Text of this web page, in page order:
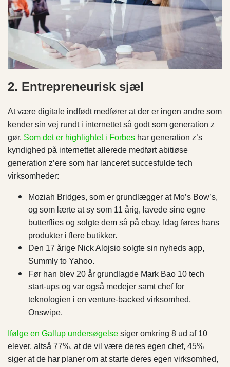
2. Entrepreneurisk sjæl
At være digitale indfødt medfører at der er ingen andre som
kender sin vej rundt i internettet så godt som generation z
gør. Som det er highlightet i Forbes har generation z’s
kyndighed på internettet allerede medført abitiøse
generation z’ere som har lanceret succesfulde tech
virksomheder:
Moziah Bridges, som er grundlægger at Mo’s Bow’s,
og som lærte at sy som 11 årig, lavede sine egne
butterflies og solgte dem så på ebay. Idag føres hans
produkter i flere butikker.
Den 17 årige Nick Alojsio solgte sin nyheds app,
Summly to Yahoo.
Før han blev 20 år grundlagde Mark Bao 10 tech
start-ups og var også medejer samt chef for
teknologien i en venture-backed virksomhed,
Onswipe.
Ifølge en Gallup undersøgelse siger omkring 8 ud af 10
elever, altså 77%, at de vil være deres egen chef, 45%
siger at de har planer om at starte deres egen virksomhed,